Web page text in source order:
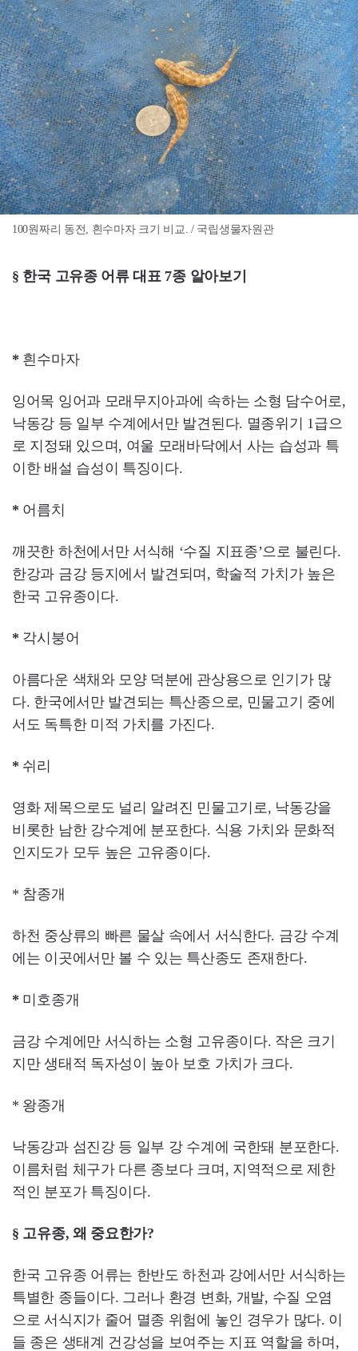
100원짜리 동전, 흰수마자 크기 비교. / 국립생물자원관
§ 한국 고유종 어류 대표 7종 알아보기
* 흰수마자
잉어목 잉어과 모래무지아과에 속하는 소형 담수어로,
낙동강 등 일부 수계에서만 발견된다. 멸종위기 1급으
로 지정돼 있으며, 여울 모래바닥에서 사는 습성과 특
이한 배설 습성이 특징이다.
* 어름치
깨끗한 하천에서만 서식해 ‘수질 지표종’으로 불린다.
한강과 금강 등지에서 발견되며, 학술적 가치가 높은
한국 고유종이다.
* 각시붕어
아름다운 색채와 모양 덕분에 관상용으로 인기가 많
다. 한국에서만 발견되는 특산종으로, 민물고기 중에
서도 독특한 미적 가치를 가진다.
* 쉬리
영화 제목으로도 널리 알려진 민물고기로, 낙동강을
비롯한 남한 강수계에 분포한다. 식용 가치와 문화적
인지도가 모두 높은 고유종이다.
* 참종개
하천 중상류의 빠른 물살 속에서 서식한다. 금강 수계
에는 이곳에서만 볼 수 있는 특산종도 존재한다.
* 미호종개
금강 수계에만 서식하는 소형 고유종이다. 작은 크기
지만 생태적 독자성이 높아 보호 가치가 크다.
* 왕종개
낙동강과 섬진강 등 일부 강 수계에 국한돼 분포한다.
이름처럼 체구가 다른 종보다 크며, 지역적으로 제한
적인 분포가 특징이다.
§ 고유종, 왜 중요한가?
한국 고유종 어류는 한반도 하천과 강에서만 서식하는
특별한 종들이다. 그러나 환경 변화, 개발, 수질 오염
으로 서식지가 줄어 멸종 위험에 놓인 경우가 많다. 이
들 종은 생태계 건강성을 보여주는 지표 역할을 하며,